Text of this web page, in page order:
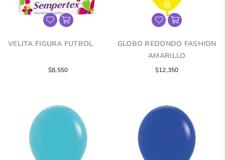
VELITA FIGURA FUTBOL
Precio
$8,550
GLOBO REDONDO FASHION
AMARILLO
$12,350